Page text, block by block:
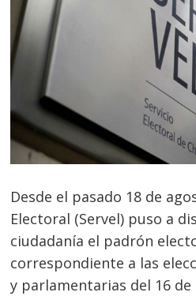
Desde el pasado 18 de
Electoral (Servel) puso a
ciudadanía el padrón
correspondiente a las
y parlamentarias del 16